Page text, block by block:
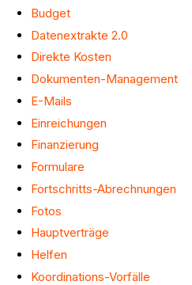
Budget
Datenextrakte 2.0
Direkte Kosten
Dokumenten-Management
E-Mails
Einreichungen
Finanzierung
Formulare
Fortschritts-Abrechnungen
Fotos
Hauptverträge
Helfen
Koordinations-Vorfälle